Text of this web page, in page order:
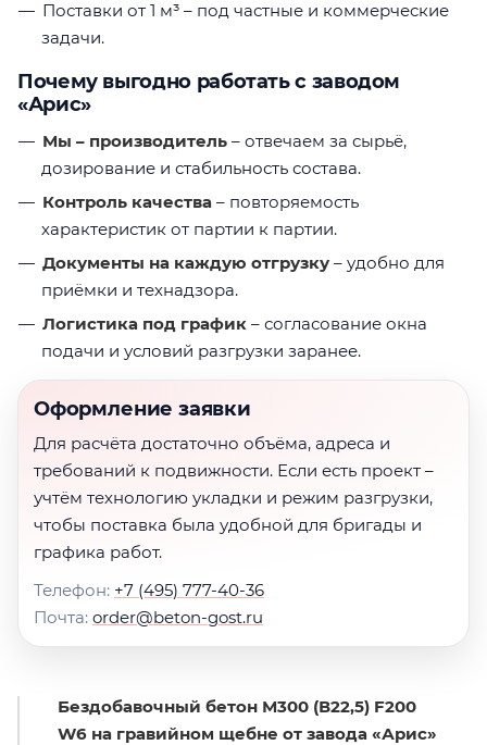
Поставки от 1 м³ – под частные и коммерческие
задачи.
Почему выгодно работать с заводом
«Арис»
Мы – производитель – отвечаем за сырьё,
дозирование и стабильность состава.
Контроль качества – повторяемость
характеристик от партии к партии.
Документы на каждую отгрузку – удобно для
приёмки и технадзора.
Логистика под график – согласование окна
подачи и условий разгрузки заранее.
Оформление заявки
Для расчёта достаточно объёма, адреса и
требований к подвижности. Если есть проект –
учтём технологию укладки и режим разгрузки,
чтобы поставка была удобной для бригады и
графика работ.
Телефон: +7 (495) 777-40-36
Почта: order@beton-gost.ru
Бездобавочный бетон М300 (В22,5) F200
W6 на гравийном щебне от завода «Арис»